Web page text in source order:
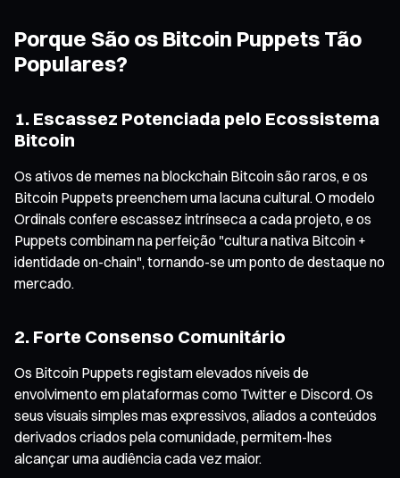
Porque São os Bitcoin Puppets Tão
Populares?
1. Escassez Potenciada pelo Ecossistema
Bitcoin
Os ativos de memes na blockchain Bitcoin são raros, e os
Bitcoin Puppets preenchem uma lacuna cultural. O modelo
Ordinals confere escassez intrínseca a cada projeto, e os
Puppets combinam na perfeição "cultura nativa Bitcoin +
identidade on-chain", tornando-se um ponto de destaque no
mercado.
2. Forte Consenso Comunitário
Os Bitcoin Puppets registam elevados níveis de
envolvimento em plataformas como Twitter e Discord. Os
seus visuais simples mas expressivos, aliados a conteúdos
derivados criados pela comunidade, permitem-lhes
alcançar uma audiência cada vez maior.